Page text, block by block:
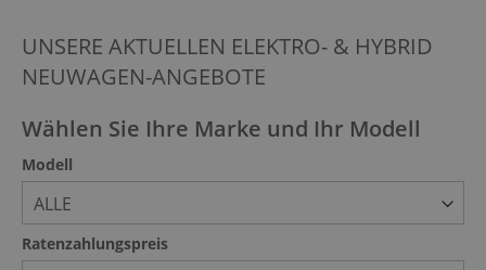
UNSERE AKTUELLEN ELEKTRO- & HYBRID
NEUWAGEN-ANGEBOTE
Wählen Sie Ihre Marke und Ihr Modell
Modell
ALLE
Ratenzahlungspreis